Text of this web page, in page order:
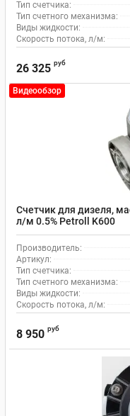
Тип счетчика:
Тип счетного механизма:
Виды жидкости:
Скорость потока, л/м:
26 325 руб
Видеообзор
Счетчик для дизеля,
л/м 0.5% Petroll K600
Производитель:
Артикул:
Тип счетчика:
Тип счетного механизма:
Виды жидкости:
Скорость потока, л/м:
8 950 руб